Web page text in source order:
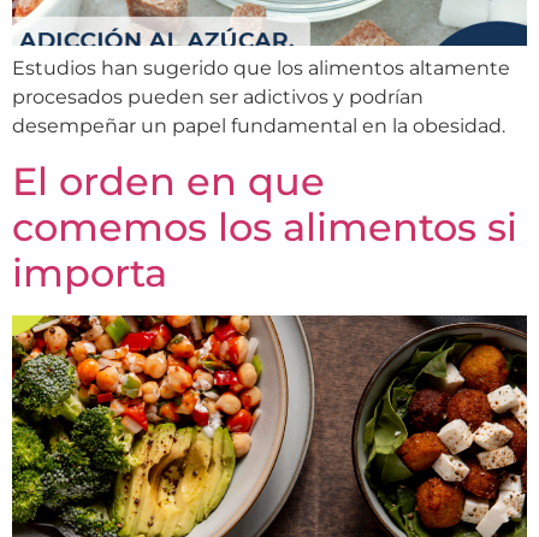
Estudios han sugerido que los alimentos altamente
procesados pueden ser adictivos y podrían
desempeñar un papel fundamental en la obesidad.
El orden en que
comemos los alimentos si
importa